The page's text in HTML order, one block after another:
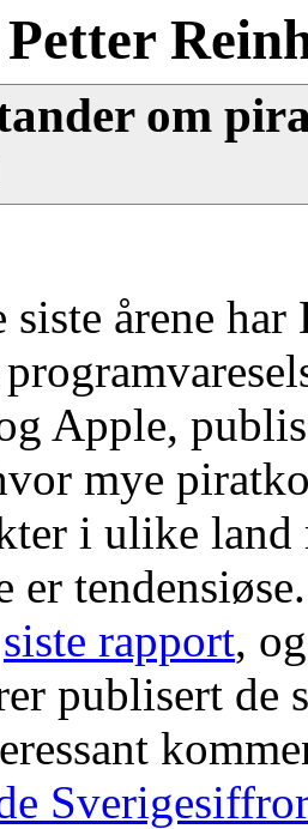
Petter
om
siste årene
Apple,
mye
i ulike
er
siste rapport,
publisert de
Sverigesiffror